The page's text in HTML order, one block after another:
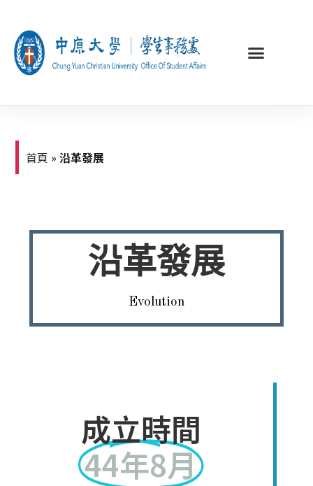
首頁 »沿革發展
沿革發展
Evolution
成立時間
44年8月